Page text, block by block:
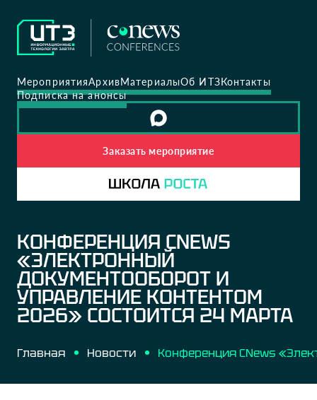
МероприятияАрхивМатериалыОб ИТЗКонтакты
Подписка на анонсы
Заказать мероприятие
КОНФЕРЕНЦИЯ CNEWS
«ЭЛЕКТРОННЫЙ
ДОКУМЕНТООБОРОТ И
УПРАВЛЕНИЕ КОНТЕНТОМ
2026» СОСТОИТСЯ 24 МАРТА
Главная Новости